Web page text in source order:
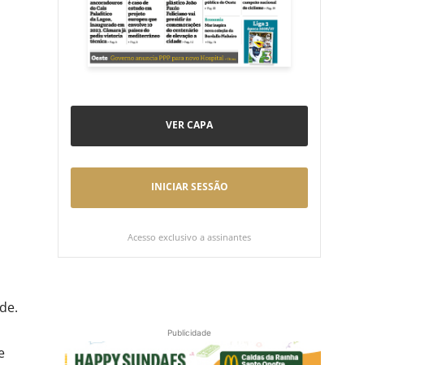
VER CAPA
INICIAR SESSÃO
Acesso exclusivo a assinantes
Publicidade